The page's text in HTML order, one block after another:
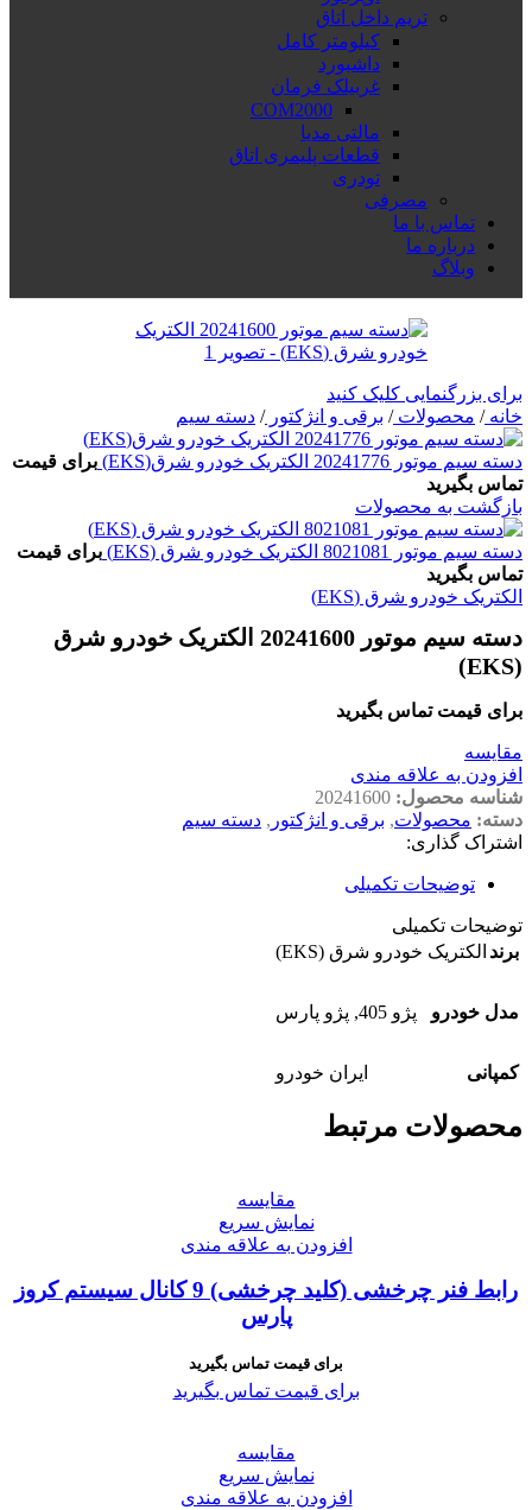
تریم داخل اتاق
کیلومتر کامل
داشبورد
غربیلک فرمان
COM2000
مالتی مدیا
قطعات پلیمری اتاق
تودری
مصرفی
تماس با ما
درباره ما
وبلاگ
برای بزرگنمایی کلیک کنید
خانه/ محصولات/ برقی و انژکتور/ دسته سیم
دسته سیم موتور 20241776 الکتریک خودرو شرق(EKS)
برای قیمت
تماس بگیرید
بازگشت به محصولات
دسته سیم موتور 8021081 الکتریک خودرو شرق (EKS)
برای قیمت
تماس بگیرید
الکتریک خودرو شرق (EKS)
دسته سیم موتور 20241600 الکتریک خودرو شرق
(EKS)
برای قیمت تماس بگیرید
مقايسه
افزودن به علاقه مندی
شناسه محصول: 20241600
دسته: محصولات, برقی و انژکتور , دسته سیم
اشتراک گذاری:
توضیحات تکمیلی
توضیحات تکمیلی
برند الکتریک خودرو شرق (EKS)
مدل خودرو پژو 405 , پژو پارس
کمپانی ایران خودرو
محصولات مرتبط
مقايسه
نمایش سریع
افزودن به علاقه مندی
رابط فنر چرخشی (کلید چرخشی) 9 کانال سیستم کروز
پارس
برای قیمت تماس بگیرید
برای قیمت تماس بگیرید
مقايسه
نمایش سریع
افزودن به علاقه مندی